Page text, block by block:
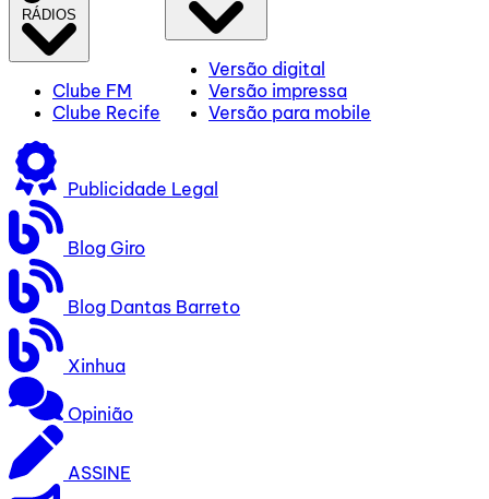
RÁDIOS
Clube FM
Clube Recife
Versão digital
Versão impressa
Versão para mobile
Publicidade Legal
Blog Giro
Blog Dantas Barreto
Xinhua
Opinião
ASSINE